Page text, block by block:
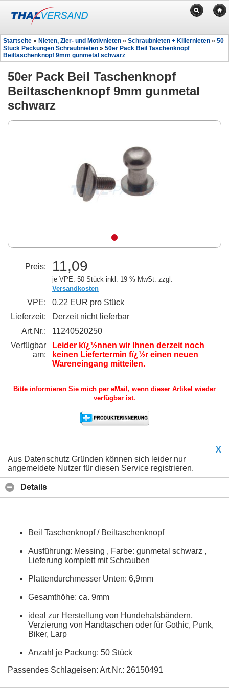
Startseite » Nieten, Zier- und Motivnieten » Schraubnieten + Killernieten » 50
Stück Packungen Schraubnieten » 50er Pack Beil Taschenknopf
Beiltaschenknopf 9mm gunmetal schwarz
50er Pack Beil Taschenknopf
Beiltaschenknopf 9mm gunmetal
schwarz
Preis: 11,09
je VPE: 50 Stück inkl. 19 % MwSt. zzgl.
Versandkosten
VPE:
0,22 EUR pro Stück
Lieferzeit:
Derzeit nicht lieferbar
Art.Nr.:
11240520250
Verfügbar
am:
Leider kï¿½nnen wir Ihnen derzeit noch
keinen Liefertermin fï¿½r einen neuen
Wareneingang mitteilen.
Bitte informieren Sie mich per eMail, wenn dieser Artikel wieder
verfügbar ist.
X
Aus Datenschutz Gründen können sich leider nur
angemeldete Nutzer für diesen Service registrieren.
Details
Beil Taschenknopf / Beiltaschenknopf
Ausführung: Messing , Farbe: gunmetal schwarz ,
Lieferung komplett mit Schrauben
Plattendurchmesser Unten: 6,9mm
Gesamthöhe: ca. 9mm
ideal zur Herstellung von Hundehalsbändern,
Verzierung von Handtaschen oder für Gothic, Punk,
Biker, Larp
Anzahl je Packung: 50 Stück
Passendes Schlageisen: Art.Nr.: 26150491